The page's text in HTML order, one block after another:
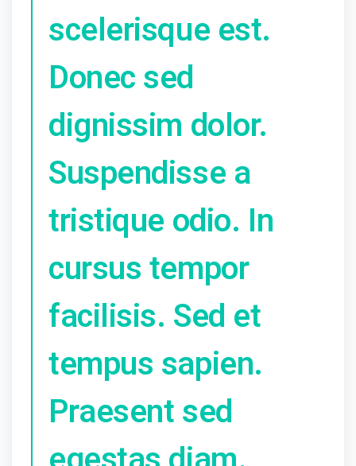
scelerisque est.
Donec sed
dignissim dolor.
Suspendisse a
tristique odio. In
cursus tempor
facilisis. Sed et
tempus sapien.
Praesent sed